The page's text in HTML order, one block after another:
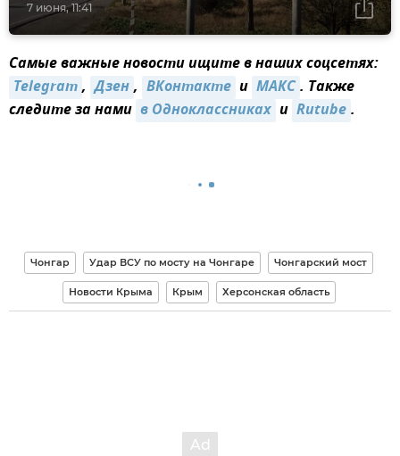
7 июня, 11:41
Самые важные новости ищите в наших соцсетях:
Telegram, Дзен, ВКонтакте и МАКС. Также
следите за нами в Одноклассниках и Rutube.
Чонгар Удар ВСУ по мосту на Чонгаре Чонгарский мост
Новости Крыма Крым Херсонская область